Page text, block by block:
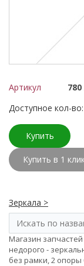
Артикул
Доступное кол-
Купить
Купить в 1
Зеркала >
Магазин
недорого -
без рамки, 2 опоры